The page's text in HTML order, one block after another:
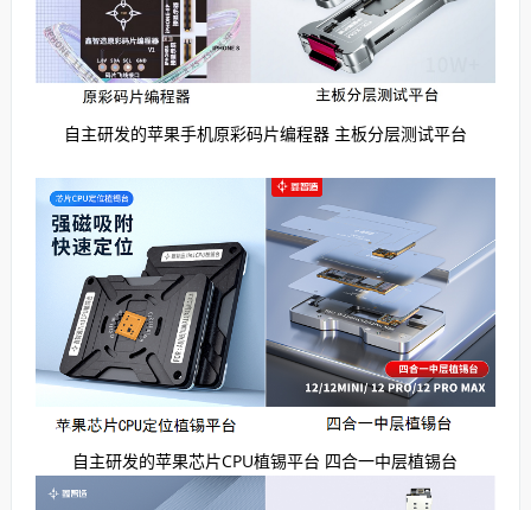
自主研发的苹果手机原彩码片编程器 主板分层测试平台
自主研发的苹果芯片CPU植锡平台 四合一中层植锡台